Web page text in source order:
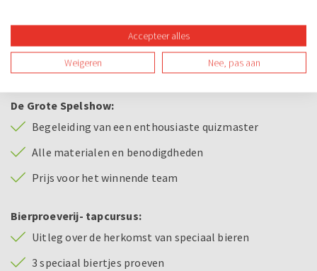
voor jullie het ontvangst (bijvoorbeeld een consumptie
met gebak), een lunch, borrel of een diner te verzorgen.
Informeer naar de mogelijkheden!
De Grote Spelshow:
Begeleiding van een enthousiaste quizmaster
Alle materialen en benodigdheden
Prijs voor het winnende team
Bierproeverij- tapcursus:
Uitleg over de herkomst van speciaal bieren
3 speciaal biertjes proeven
Accepteer alles
Weigeren Nee, pas aan